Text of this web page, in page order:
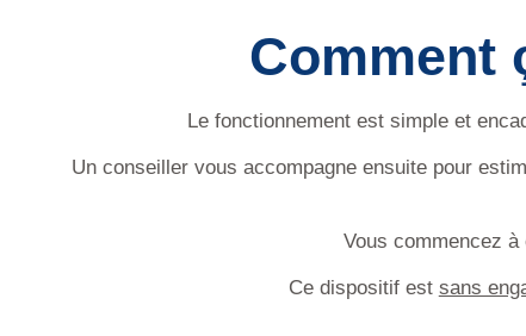
Comment
Le fonctionnement est simple et
Un conseiller vous accompagne ensuite pour
Vous commencez
Ce dispositif est sans